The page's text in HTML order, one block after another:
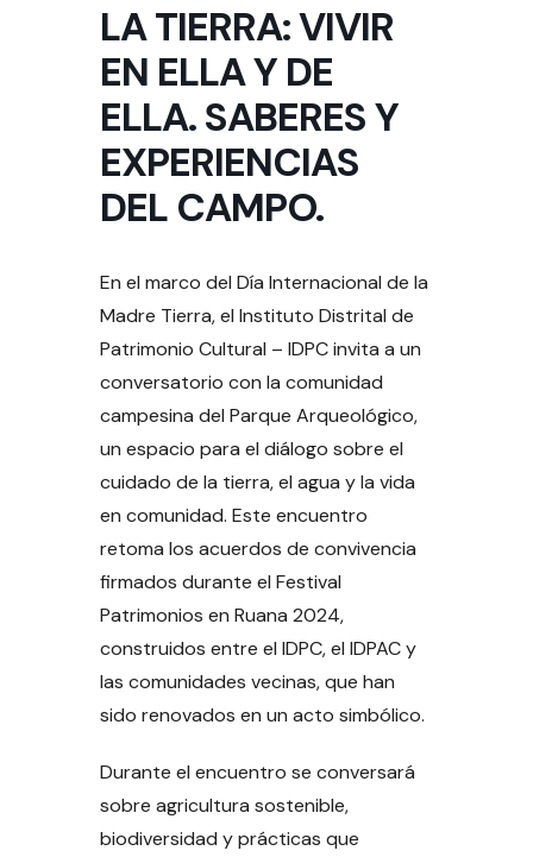
LA TIERRA: VIVIR
EN ELLA Y DE
ELLA. SABERES Y
EXPERIENCIAS
DEL CAMPO.
En el marco del Día Internacional de la
Madre Tierra, el Instituto Distrital de
Patrimonio Cultural – IDPC invita a un
conversatorio con la comunidad
campesina del Parque Arqueológico,
un espacio para el diálogo sobre el
cuidado de la tierra, el agua y la vida
en comunidad. Este encuentro
retoma los acuerdos de convivencia
firmados durante el Festival
Patrimonios en Ruana 2024,
construidos entre el IDPC, el IDPAC y
las comunidades vecinas, que han
sido renovados en un acto simbólico.
Durante el encuentro se conversará
sobre agricultura sostenible,
biodiversidad y prácticas que